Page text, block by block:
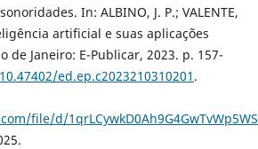
In: ALBINO, J. P.; VALENTE,
artificial e suas aplicações
de Janeiro: E-Publicar, 2023. p. 157-
ed.ep.c2023210310201 .
file/d/